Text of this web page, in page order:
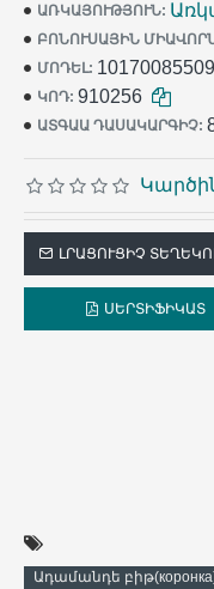
ԱՌԿԱՅՈՒԹՅՈՒՆ:
ԲՈՆՈՒՍԱՅԻՆ
ՄՈԴԵԼ: 10170085509
ԿՈԴ: 910256
ԱՏԳԱԱ ԴԱՍԱԿԱՐԳԻՉ:
ԼՐԱՑՈՒՑԻՉ
ՍԵՐՏԻՖԻԿԱՏ
Ադամանդե բիթ(коронка)